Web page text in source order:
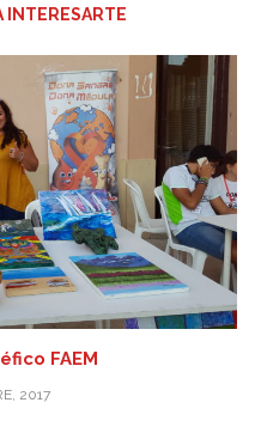
INTERESARTE
FAEM
2017